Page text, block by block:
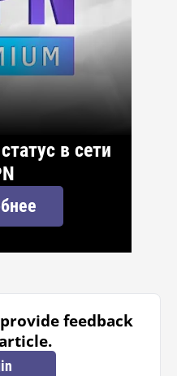
в сети
feedback